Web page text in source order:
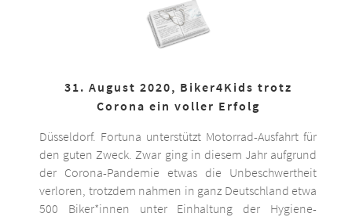
31. August 2020, Biker4Kids trotz
Corona ein voller Erfolg
Düsseldorf. Fortuna unterstützt Motorrad-Ausfahrt für
den guten Zweck. Zwar ging in diesem Jahr aufgrund
der Corona-Pandemie etwas die Unbeschwertheit
verloren, trotzdem nahmen in ganz Deutschland etwa
500 Biker*innen unter Einhaltung der Hygiene-